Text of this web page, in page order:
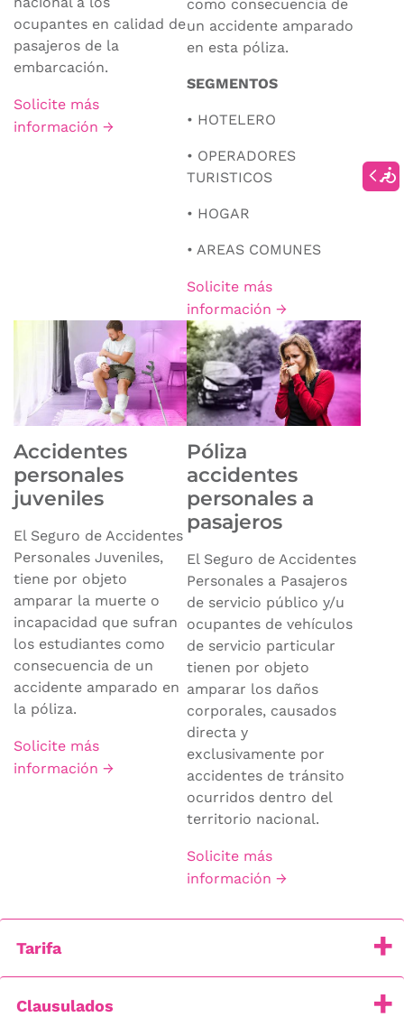
ocupantes en calidad de
pasajeros de la
embarcación.
Solicite más
información →
como consecuencia de
un accidente amparado
en esta póliza.
SEGMENTOS
• HOTELERO
• OPERADORES
TURISTICOS
• HOGAR
• AREAS COMUNES
Solicite más
información →
Accidentes
personales
juveniles
El Seguro de Accidentes
Personales Juveniles,
tiene por objeto
amparar la muerte o
incapacidad que sufran
los estudiantes como
consecuencia de un
accidente amparado en
la póliza.
Solicite más
información →
Póliza
accidentes
personales a
pasajeros
El Seguro de Accidentes
Personales a Pasajeros
de servicio público y/u
ocupantes de vehículos
de servicio particular
tienen por objeto
amparar los daños
corporales, causados
directa y
exclusivamente por
accidentes de tránsito
ocurridos dentro del
territorio nacional.
Solicite más
información →
Tarifa
Clausulados